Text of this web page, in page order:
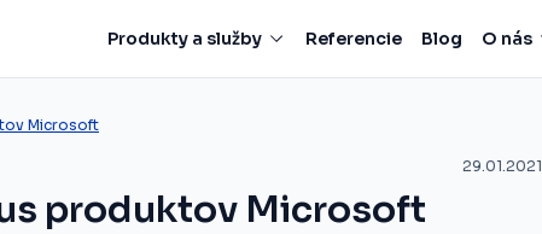
Produkty a služby Referencie Blog O nás
Microsoft
29.01.2021
produktov Microsoft